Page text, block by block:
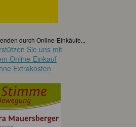
durch Online-Einkäufe...
Sie uns mit
Online-Einkauf
Extrakosten